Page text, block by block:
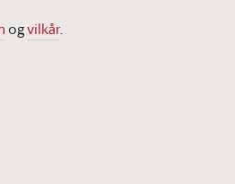
ogvilkår.